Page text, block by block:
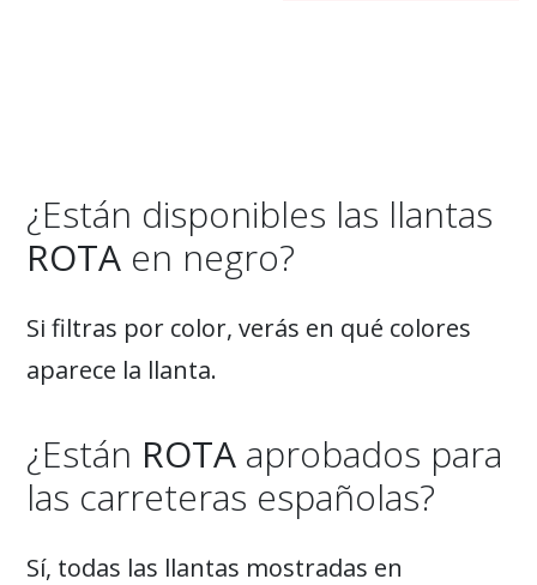
¿Están disponibles las llantas
ROTA en negro?
Si filtras por color, verás en qué colores
aparece la llanta.
¿Están ROTA aprobados para
las carreteras españolas?
Sí, todas las llantas mostradas en